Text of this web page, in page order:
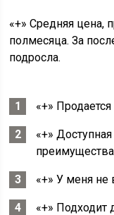
«+» Средняя цена,
полмесяца. За
подросла.
«+»
«+»
«+» У меня не
«+»